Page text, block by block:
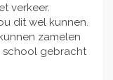
verkeer.
dit wel kunnen.
zamelen
school gebracht